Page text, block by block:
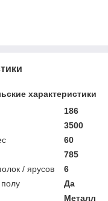
характеристики
186
3500
60
785
/ ярусов
6
Да
Металл